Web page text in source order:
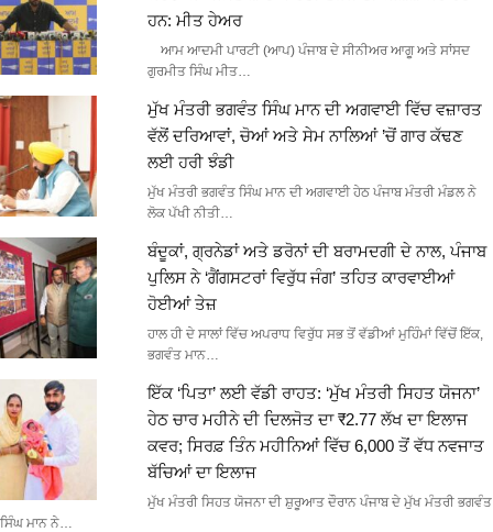
ਹਨ: ਮੀਤ ਹੇਅਰ
ਆਮ ਆਦਮੀ ਪਾਰਟੀ (ਆਪ) ਪੰਜਾਬ ਦੇ ਸੀਨੀਅਰ ਆਗੂ ਅਤੇ ਸਾਂਸਦ
ਗੁਰਮੀਤ ਸਿੰਘ ਮੀਤ…
ਮੁੱਖ ਮੰਤਰੀ ਭਗਵੰਤ ਸਿੰਘ ਮਾਨ ਦੀ ਅਗਵਾਈ ਵਿੱਚ ਵਜ਼ਾਰਤ
ਵੱਲੋਂ ਦਰਿਆਵਾਂ, ਚੋਆਂ ਅਤੇ ਸੇਮ ਨਾਲਿਆਂ ’ਚੋਂ ਗਾਰ ਕੱਢਣ
ਲਈ ਹਰੀ ਝੰਡੀ
ਮੁੱਖ ਮੰਤਰੀ ਭਗਵੰਤ ਸਿੰਘ ਮਾਨ ਦੀ ਅਗਵਾਈ ਹੇਠ ਪੰਜਾਬ ਮੰਤਰੀ ਮੰਡਲ ਨੇ
ਲੋਕ ਪੱਖੀ ਨੀਤੀ…
ਬੰਦੂਕਾਂ, ਗ੍ਰਨੇਡਾਂ ਅਤੇ ਡਰੋਨਾਂ ਦੀ ਬਰਾਮਦਗੀ ਦੇ ਨਾਲ, ਪੰਜਾਬ
ਪੁਲਿਸ ਨੇ ‘ਗੈਂਗਸਟਰਾਂ ਵਿਰੁੱਧ ਜੰਗ’ ਤਹਿਤ ਕਾਰਵਾਈਆਂ
ਹੋਈਆਂ ਤੇਜ਼
ਹਾਲ ਹੀ ਦੇ ਸਾਲਾਂ ਵਿੱਚ ਅਪਰਾਧ ਵਿਰੁੱਧ ਸਭ ਤੋਂ ਵੱਡੀਆਂ ਮੁਹਿੰਮਾਂ ਵਿੱਚੋਂ ਇੱਕ,
ਭਗਵੰਤ ਮਾਨ…
ਇੱਕ ‘ਪਿਤਾ’ ਲਈ ਵੱਡੀ ਰਾਹਤ: ‘ਮੁੱਖ ਮੰਤਰੀ ਸਿਹਤ ਯੋਜਨਾ’
ਹੇਠ ਚਾਰ ਮਹੀਨੇ ਦੀ ਦਿਲਜੋਤ ਦਾ ₹2.77 ਲੱਖ ਦਾ ਇਲਾਜ
ਕਵਰ; ਸਿਰਫ਼ ਤਿੰਨ ਮਹੀਨਿਆਂ ਵਿੱਚ 6,000 ਤੋਂ ਵੱਧ ਨਵਜਾਤ
ਬੱਚਿਆਂ ਦਾ ਇਲਾਜ
ਮੁੱਖ ਮੰਤਰੀ ਸਿਹਤ ਯੋਜਨਾ ਦੀ ਸ਼ੁਰੂਆਤ ਦੌਰਾਨ ਪੰਜਾਬ ਦੇ ਮੁੱਖ ਮੰਤਰੀ ਭਗਵੰਤ
ਸਿੰਘ ਮਾਨ ਨੇ…